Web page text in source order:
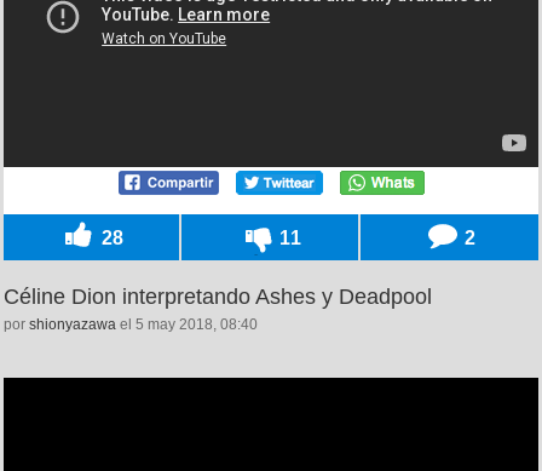
28 11 2
Céline Dion interpretando Ashes y Deadpool
por shionyazawa el 5 may 2018, 08:40